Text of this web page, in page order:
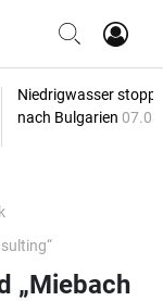
Niedrigwasser
nach Bulgarien
„Miebach